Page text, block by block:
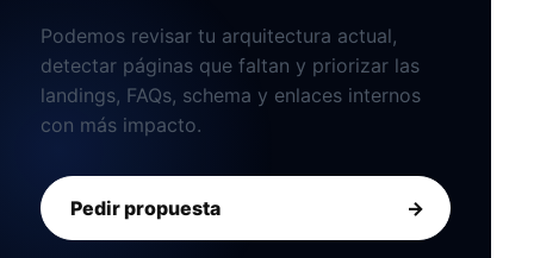
Podemos revisar tu arquitectura actual,
detectar páginas que faltan y priorizar las
landings, FAQs, schema y enlaces internos
con más impacto.
Pedir propuesta ->